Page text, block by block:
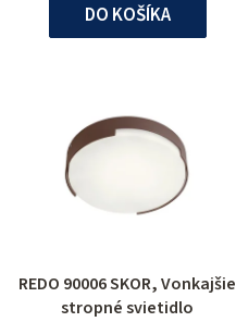
DO KOŠÍKA
REDO 90006 SKOR, Vonkajšie
stropné svietidlo